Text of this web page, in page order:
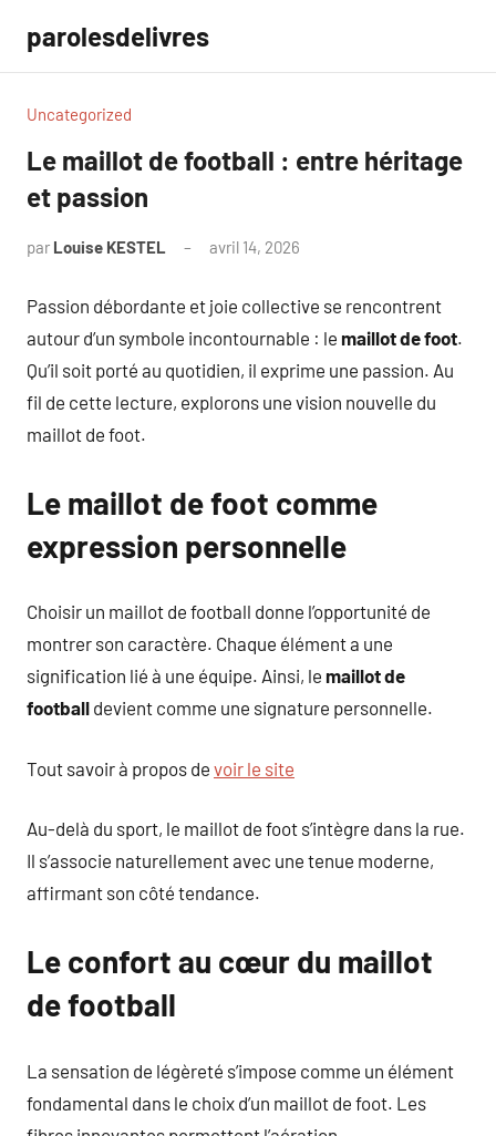
contenu
parolesdelivres
Uncategorized
Le maillot de football : entre héritage
et passion
par Louise KESTEL avril 14, 2026
Passion débordante et joie collective se rencontrent
autour d’un symbole incontournable : le maillot de foot.
Qu’il soit porté au quotidien, il exprime une passion. Au
fil de cette lecture, explorons une vision nouvelle du
maillot de foot.
Le maillot de foot comme
expression personnelle
Choisir un maillot de football donne l’opportunité de
montrer son caractère. Chaque élément a une
signification lié à une équipe. Ainsi, le maillot de
football devient comme une signature personnelle.
Tout savoir à propos de voir le site
Au-delà du sport, le maillot de foot s’intègre dans la rue.
Il s’associe naturellement avec une tenue moderne,
affirmant son côté tendance.
Le confort au cœur du maillot
de football
La sensation de légèreté s’impose comme un élément
fondamental dans le choix d’un maillot de foot. Les